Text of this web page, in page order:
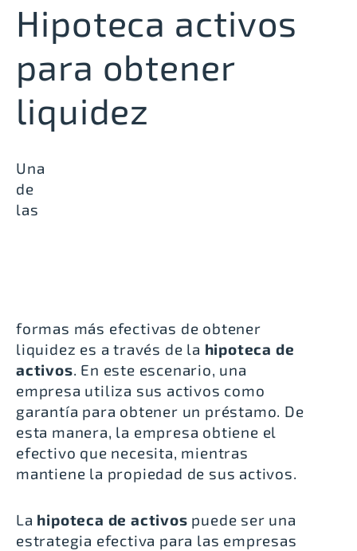
Hipoteca activos
para obtener
liquidez
Una
de
las
formas más efectivas de obtener
liquidez es a través de la hipoteca de
activos. En este escenario, una
empresa utiliza sus activos como
garantía para obtener un préstamo. De
esta manera, la empresa obtiene el
efectivo que necesita, mientras
mantiene la propiedad de sus activos.
La hipoteca de activos puede ser una
estrategia efectiva para las empresas